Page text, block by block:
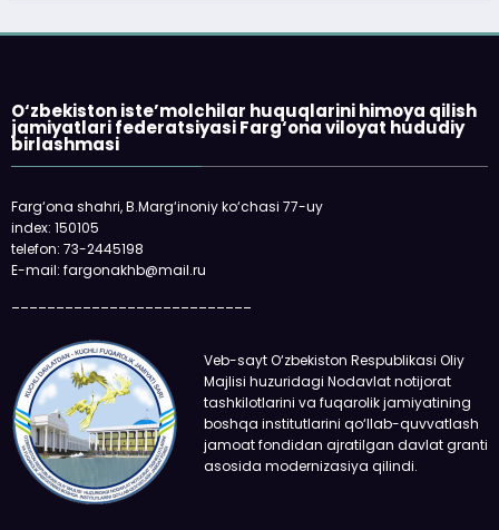
O‘zbekiston iste’molchilar huquqlarini himoya qilish
jamiyatlari federatsiyasi Farg‘ona viloyat hududiy
birlashmasi
Farg‘ona shahri, B.Marg‘inoniy ko‘chasi 77-uy
index: 150105
telefon: 73-2445198
E-mail: fargonakhb@mail.ru
Veb-sayt O‘zbekiston Respublikasi Oliy
Majlisi huzuridagi Nodavlat notijorat
tashkilotlarini va fuqarolik jamiyatining
boshqa institutlarini qo‘llab-quvvatlash
jamoat fondidan ajratilgan davlat granti
asosida modernizasiya qilindi.